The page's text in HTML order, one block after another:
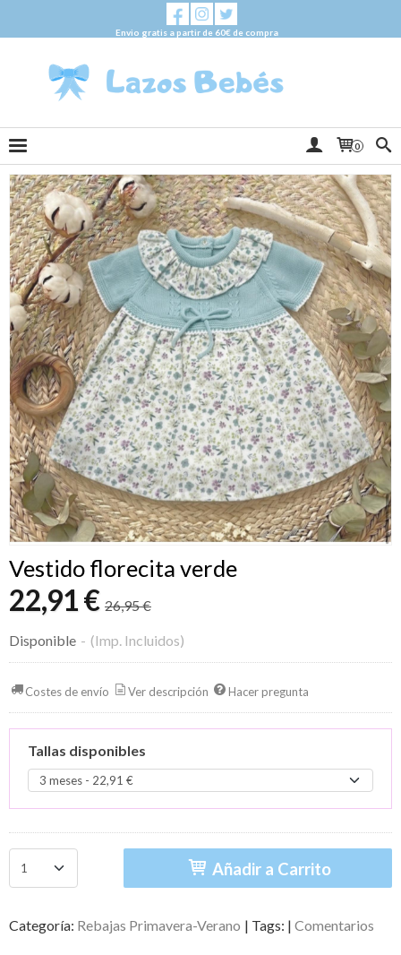
Envio gratis a partir de 60€ de compra
0
Vestido florecita verde
22,91 € 26,95 €
Disponible - (Imp. Incluidos)
Costes de envío Ver descripción Hacer pregunta
Tallas disponibles
Añadir a Carrito
Categoría: Rebajas Primavera-Verano | Tags: | Comentarios